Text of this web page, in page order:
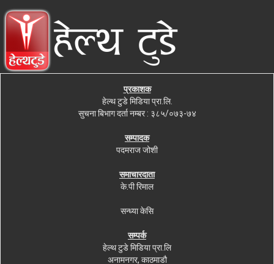
प्रकाशक
हेल्थ टुडे मिडिया प्रा.लि.
सुचना बिभाग दर्ता नम्बर : ३८५/०७३-७४
सम्पादक
पदमराज जोशी
समाचारदाता
के.पी रिमाल
सन्ध्या केसि
सम्पर्क
हेल्थ टुडे मिडिया प्रा.लि
अनामनगर, काठमाडौ